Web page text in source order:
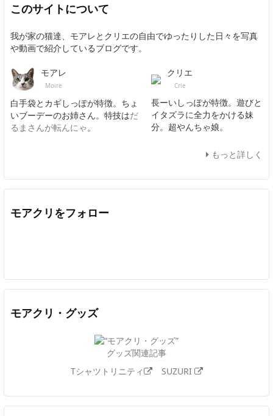
このサイトについて
我が家の猫達、モアレとクリエの自由でゆったりした日々を写真
や動画で紹介しているブログです。
モアレ
Moire
白手袋とカギしっぽが特徴。ちょ
いブーデーのお姉さん。特技はだ
るまさんが転んにゃ。
クリエ
Crie
長ーいしっぽが特徴。遊びと
イタズラに全力をかける妹
分。超やんちゃ娘。
もっと詳しく
モアクリをフォロー
モアクリ・グッズ
グッズ関連記事
Tシャツトリニティ
SUZURI